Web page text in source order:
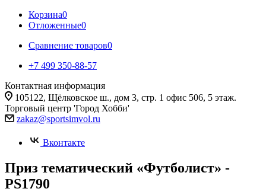
Корзина0
Отложенные0
Сравнение товаров0
+7 499 350-88-57
Контактная информация
105122, Щёлковское ш., дом 3, стр. 1 офис 506, 5 этаж.
Торговый центр 'Город Хобби'
zakaz@sportsimvol.ru
Вконтакте
Приз тематический «Футболист» -
PS1790